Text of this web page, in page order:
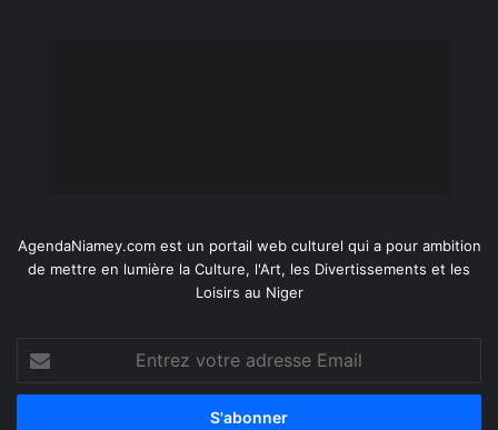
AgendaNiamey.com est un portail web culturel qui a pour ambition
de mettre en lumière la Culture, l'Art, les Divertissements et les
Loisirs au Niger
Entrez
votre
adresse